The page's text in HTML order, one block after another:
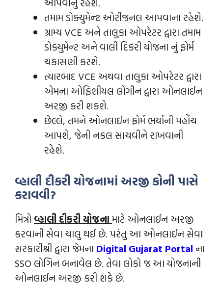
તમામ ડોક્યુમેન્‍ટ ઓરીજનલ આપવાના રહેશે.
ગ્રામ્ય VCE અને તાલુકા ઓપરેટર દ્વારા તમામ
ડોક્યુમેન્‍ટ અને વાલી દિકરી યોજના નું ફોર્મ
ચકાસણી કરશે.
ત્યારબાદ VCE અથવા તાલુકા ઓપરેટર દ્વારા
એમના ઓફિશીયલ લોગીન દ્વારા ઓનલાઈન
અરજી કરી શકશે.
છેલ્લે, તમને ઓનલાઈન ફોર્મ ભર્યાની પહોંચ
આપશે, જેની નકલ સાચવીને રાખવાની
રહેશે.
વ્હાલી દીકરી યોજનામાં અરજી કોની પાસે
કરાવવી?
મિત્રો વ્હાલી દીકરી યોજના માટે ઓનલાઈન અરજી
કરવાની સેવા ચાલુ થઈ છે. પરંતુ આ ઓનલાઈન સેવા
સરકારીશ્રી દ્વારા જેમના Digital Gujarat Portal ના
SSO લોગિન બનાવેલ છે. તેવા લોકો જ આ યોજનાની
ઓનલાઈન અરજી કરી શકે છે.